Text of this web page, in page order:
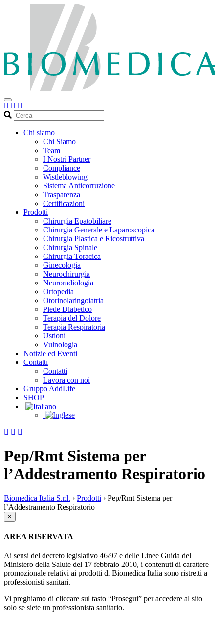
Cerca
Chi siamo
Chi Siamo
Team
I Nostri Partner
Compliance
Wistleblowing
Sistema Anticorruzione
Trasparenza
Certificazioni
Prodotti
Chirurgia Epatobiliare
Chirurgia Generale e Laparoscopica
Chirurgia Plastica e Ricostruttiva
Chirurgia Spinale
Chirurgia Toracica
Ginecologia
Neurochirurgia
Neuroradiologia
Ortopedia
Otorinolaringoiatria
Piede Diabetico
Terapia del Dolore
Terapia Respiratoria
Ustioni
Vulnologia
Notizie ed Eventi
Contatti
Contatti
Lavora con noi
Gruppo AddLife
SHOP
Pep/Rmt Sistema per
l’Addestramento Respiratorio
Biomedica Italia S.r.l. › Prodotti › Pep/Rmt Sistema per
l’Addestramento Respiratorio
×
AREA RISERVATA
Ai sensi del decreto legislativo 46/97 e delle Linee Guida del
Ministero della Salute del 17 febbraio 2010, i contenuti di carattere
promozionale relativi ai prodotti di Biomedica Italia sono ristretti a
professionisti sanitari.
Vi preghiamo di cliccare sul tasto “Prosegui” per accedere al sito
solo se siete un professionista sanitario.